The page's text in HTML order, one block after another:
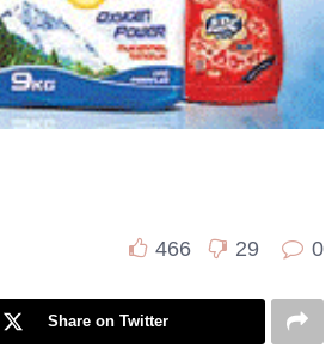
466 29 0
Share on Twitter